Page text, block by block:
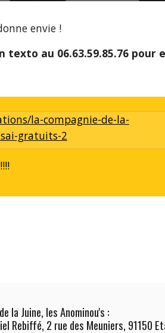
envie !
texto au 06.63.59.85.76 pour
la-compagnie-de-la-
gratuits-2
la Juine, les Anominou's :
Rebiffé, 2 rue des Meuniers, 91150